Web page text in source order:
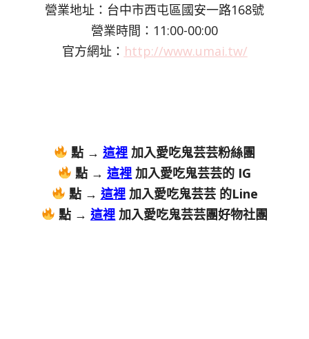
營業地址：台中市西屯區國安一路168號
營業時間：11:00-00:00
官方網址： http://www.umai.tw/
點 → 這裡 加入愛吃鬼芸芸粉絲團
點 →這裡 加入愛吃鬼芸芸的 IG
點 → 這裡加入愛吃鬼芸芸 的Line
點 → 這裡 加入愛吃鬼芸芸團好物社團